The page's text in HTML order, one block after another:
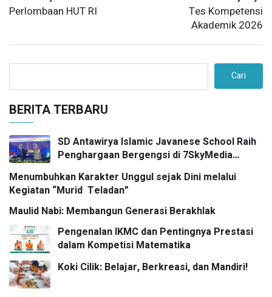
Perlombaan HUT RI
Tes Kompetensi
Akademik 2026
Cari
BERITA TERBARU
SD Antawirya Islamic Javanese School Raih
Penghargaan Bergengsi di 7SkyMedia
Menumbuhkan Karakter Unggul sejak Dini melalui
Kegiatan “Murid Teladan”
Maulid Nabi: Membangun Generasi Berakhlak
Pengenalan IKMC dan Pentingnya Prestasi
dalam Kompetisi Matematika
Koki Cilik: Belajar, Berkreasi, dan Mandiri!